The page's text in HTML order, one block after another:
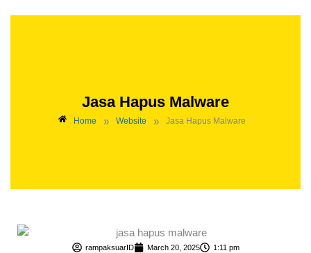
Jasa Hapus Malware
Home » Website » Jasa Hapus Malware
rampaksuarID March 20, 2025 1:11 pm